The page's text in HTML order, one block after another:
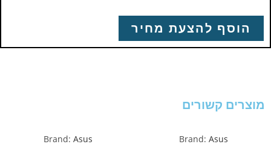
הוסף להצעת מחיר
מוצרים קשורים
Brand: Asus
Brand: Asus